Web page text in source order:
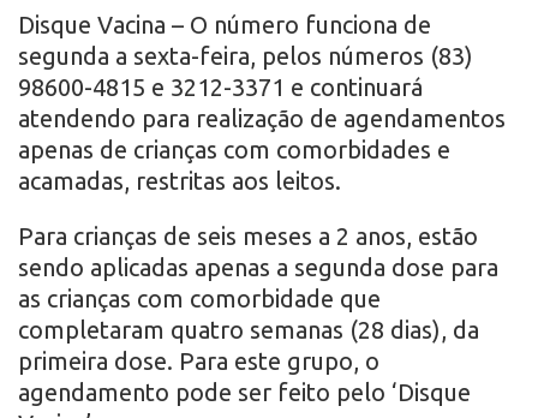
Disque Vacina – O número funciona de
segunda a sexta-feira, pelos números (83)
98600-4815 e 3212-3371 e continuará
atendendo para realização de agendamentos
apenas de crianças com comorbidades e
acamadas, restritas aos leitos.
Para crianças de seis meses a 2 anos, estão
sendo aplicadas apenas a segunda dose para
as crianças com comorbidade que
completaram quatro semanas (28 dias), da
primeira dose. Para este grupo, o
agendamento pode ser feito pelo ‘Disque